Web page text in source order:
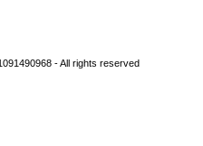
- All rights reserved